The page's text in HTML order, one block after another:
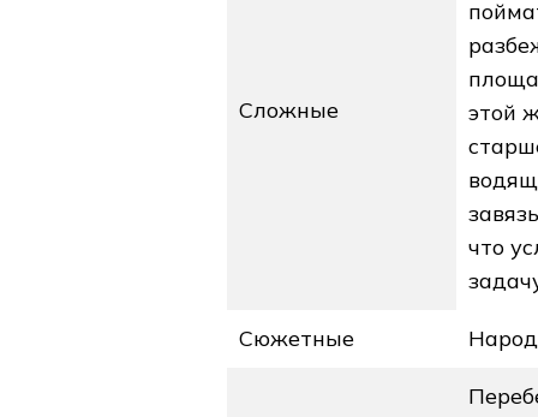
этой
что
Сложные
Сюжетные